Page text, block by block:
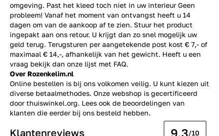
omgeving. Past het kleed toch niet in uw interieur Geen
probleem! Vanaf het moment van ontvangst heeft u 14
dagen om van de aankoop af te zien. Stuur het product
ingepakt aan ons retour. U krijgt dan zo snel mogelijk uw
geld terug. Terugsturen per aangetekende post kost € 7,- of
maximaal € 14,-, afhankelijk van het gewicht. Heeft u een
vraag bekijk dan onze lijst met FAQ.
Over Rozenkelim.nl
Online bestellen is bij ons volkomen veilig. U kunt kiezen uit
diverse betaalmethodes. Onze webshop is gecertificeerd
door thuiswinkel.org. Lees ook de beoordelingen van
klanten die eerder bij ons besteld hebben.
Klantenreviews 9.3/10